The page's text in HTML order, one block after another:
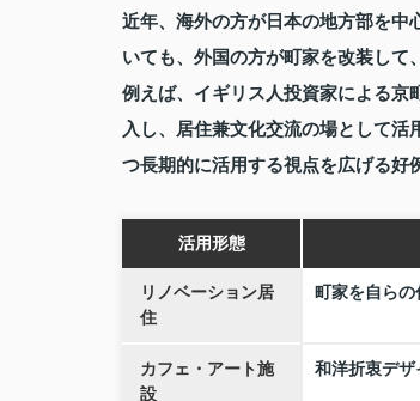
近年、海外の方が日本の地方部を中
いても、外国の方が町家を改装して
例えば、イギリス人投資家による京
入し、居住兼文化交流の場として
つ長期的に活用する視点を広げる好
活用形態
リノベーション居
住
町家を自ら
カフェ・アート施
設
和洋折衷デ